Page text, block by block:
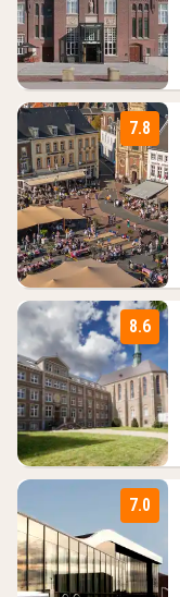
7.8
8.6
7.0